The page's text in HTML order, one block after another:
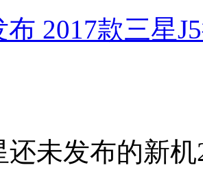
布 2017款三星
还未发布的新